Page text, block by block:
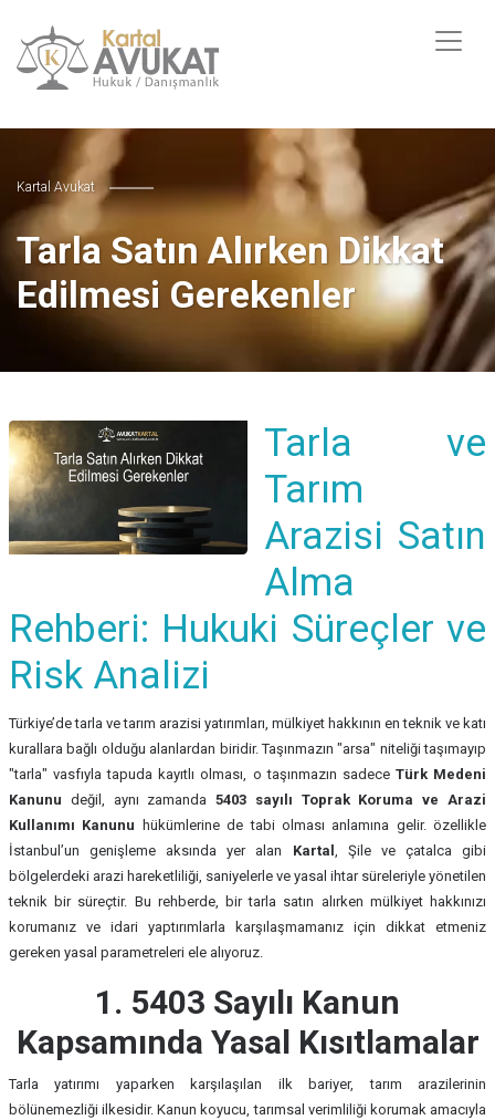
Kartal Avukat
Tarla Satın Alırken Dikkat
Edilmesi Gerekenler
Tarla ve
Tarım
Arazisi Satın
Alma
Rehberi: Hukuki Süreçler ve
Risk Analizi
Türkiye’de tarla ve tarım arazisi yatırımları, mülkiyet hakkının en teknik ve katı
kurallara bağlı olduğu alanlardan biridir. Taşınmazın "arsa" niteliği taşımayıp
"tarla" vasfıyla tapuda kayıtlı olması, o taşınmazın sadece Türk Medeni
Kanunu değil, aynı zamanda5403 sayılı Toprak Koruma ve Arazi
Kullanımı Kanunu hükümlerine de tabi olması anlamına gelir. özellikle
İstanbul’un genişleme aksında yer alan Kartal , Şile ve çatalca gibi
bölgelerdeki arazi hareketliliği, saniyelerle ve yasal ihtar süreleriyle yönetilen
teknik bir süreçtir. Bu rehberde, bir tarla satın alırken mülkiyet hakkınızı
korumanız ve idari yaptırımlarla karşılaşmamanız için dikkat etmeniz
gereken yasal parametreleri ele alıyoruz.
1. 5403 Sayılı Kanun
Kapsamında Yasal Kısıtlamalar
Tarla yatırımı yaparken karşılaşılan ilk bariyer, tarım arazilerinin
bölünemezliği ilkesidir. Kanun koyucu, tarımsal verimliliği korumak amacıyla